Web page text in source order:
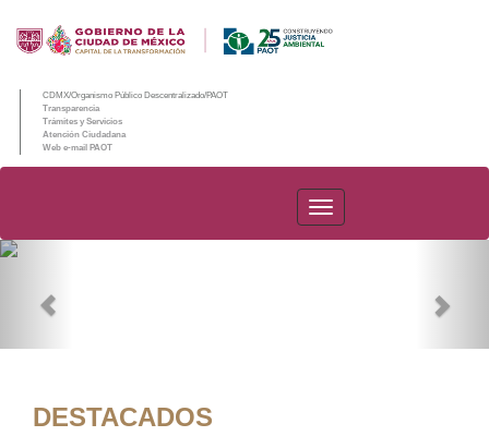
CDMX/Organismo Público Descentralizado/PAOT
Transparencia
Trámites y Servicios
Atención Ciudadana
Web e-mail PAOT
PAOT
DESTACADOS